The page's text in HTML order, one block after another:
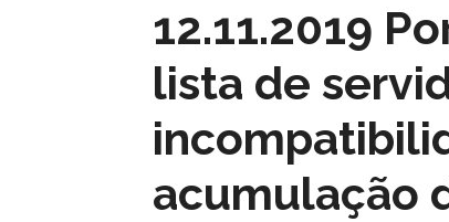
12.11.2019
lista de
acumulação